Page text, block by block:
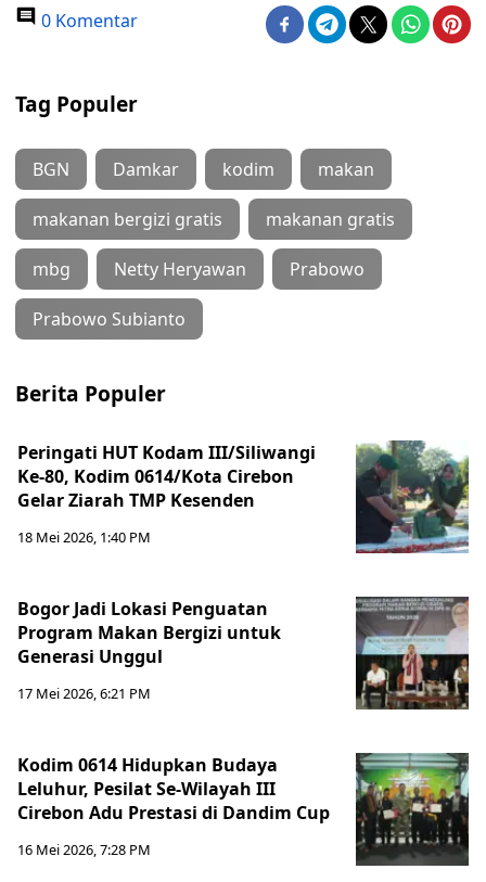
0 Komentar
Tag Populer
BGN Damkar kodim makan
makanan bergizi gratis makanan gratis
mbg Netty Heryawan Prabowo
Prabowo Subianto
Berita Populer
Peringati HUT Kodam III/Siliwangi
Ke-80, Kodim 0614/Kota Cirebon
Gelar Ziarah TMP Kesenden
18 Mei 2026, 1:40 PM
Bogor Jadi Lokasi Penguatan
Program Makan Bergizi untuk
Generasi Unggul
17 Mei 2026, 6:21 PM
Kodim 0614 Hidupkan Budaya
Leluhur, Pesilat Se-Wilayah III
Cirebon Adu Prestasi di Dandim Cup
16 Mei 2026, 7:28 PM